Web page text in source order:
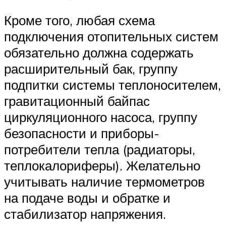
Кроме того, любая схема
подключения отопительных систем
обязательно должна содержать
расширительный бак, группу
подпитки системы теплоносителем,
гравитационный байпас
циркуляционного насоса, группу
безопасности и приборы-
потребители тепла (радиаторы,
теплокалориферы). Желательно
учитывать наличие термометров
на подаче воды и обратке и
стабилизатор напряжения.